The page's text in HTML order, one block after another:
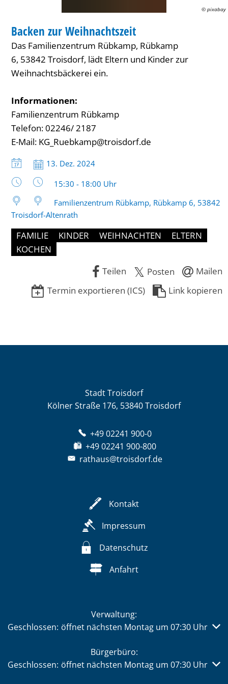
© pixabay
KATEGORIE: FAMILIENZENTRUM / KITA
Backen zur Weihnachtszeit
Das Familienzentrum Rübkamp, Rübkamp
6, 53842 Troisdorf, lädt Eltern und Kinder zur
Weihnachtsbäckerei ein.
Informationen:
Familienzentrum Rübkamp
Telefon: 02246/ 2187
E-Mail: KG_Ruebkamp@troisdorf.de
Datum:
13. Dez. 2024
Uhrzeit:
15:30 - 18:00 Uhr
Familienzentrum Rübkamp, Rübkamp 6, 53842
Troisdorf-Altenrath
FAMILIE KINDER WEIHNACHTEN
ELTERN
KOCHEN
Teilen
Posten
Mailen
Termin exportieren (ICS)
Link kopieren
Stadt Troisdorf
Kölner Straße 176, 53840 Troisdorf
+49 02241 900-0
+49 02241 900-800
rathaus@troisdorf.de
Kontakt
Impressum
Datenschutz
Anfahrt
Verwaltung:
Klicken, um weitere Öffnungs- oder Schließzeiten
Geschlossen: öffnet nächsten Montag um 07:30 Uhr
Bürgerbüro:
Klicken, um weitere Öffnungs- oder Schließzeiten
Geschlossen: öffnet nächsten Montag um 07:30 Uhr